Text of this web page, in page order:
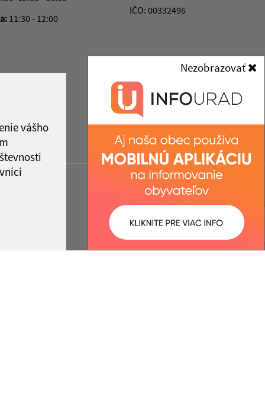
vášho
Nezobrazovať
11:30 - 12:00
IČO: 00332496